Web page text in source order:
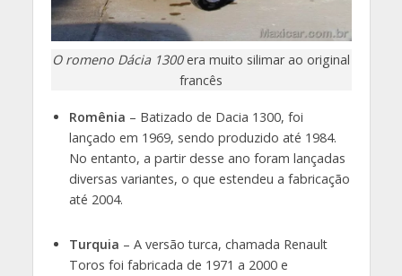
O romeno Dácia 1300era muito silimar ao original
francês
Romênia – Batizado de Dacia 1300, foi
lançado em 1969, sendo produzido até 1984.
No entanto, a partir desse ano foram lançadas
diversas variantes, o que estendeu a fabricação
até 2004.
Turquia – A versão turca, chamada Renault
Toros foi fabricada de 1971 a 2000 e